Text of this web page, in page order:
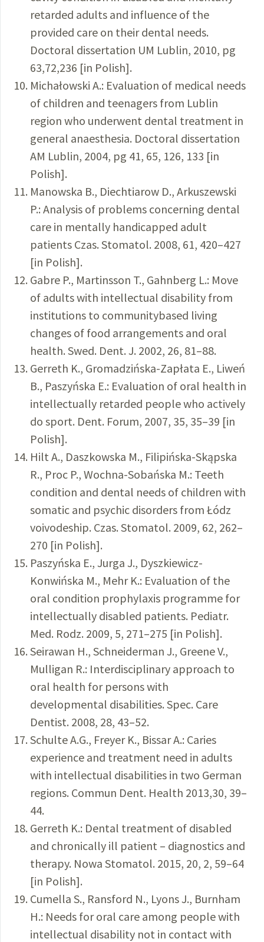
retarded adults and influence of the
provided care on their dental needs.
Doctoral dissertation UM Lublin, 2010, pg
63,72,236 [in Polish].
Michałowski A.: Evaluation of medical needs
of children and teenagers from Lublin
region who underwent dental treatment in
general anaesthesia. Doctoral dissertation
AM Lublin, 2004, pg 41, 65, 126, 133 [in
Polish].
Manowska B., Diechtiarow D., Arkuszewski
P.: Analysis of problems concerning dental
care in mentally handicapped adult
patients Czas. Stomatol. 2008, 61, 420–427
[in Polish].
Gabre P., Martinsson T., Gahnberg L.: Move
of adults with intellectual disability from
institutions to communitybased living
changes of food arrangements and oral
health. Swed. Dent. J. 2002, 26, 81–88.
Gerreth K., Gromadzińska-Zapłata E., Liweń
B., Paszyńska E.: Evaluation of oral health in
intellectually retarded people who actively
do sport. Dent. Forum, 2007, 35, 35–39 [in
Polish].
Hilt A., Daszkowska M., Filipińska-Skąpska
R., Proc P., Wochna-Sobańska M.: Teeth
condition and dental needs of children with
somatic and psychic disorders from Łódz
voivodeship. Czas. Stomatol. 2009, 62, 262–
270 [in Polish].
Paszyńska E., Jurga J., Dyszkiewicz-
Konwińska M., Mehr K.: Evaluation of the
oral condition prophylaxis programme for
intellectually disabled patients. Pediatr.
Med. Rodz. 2009, 5, 271–275 [in Polish].
Seirawan H., Schneiderman J., Greene V.,
Mulligan R.: Interdisciplinary approach to
oral health for persons with
developmental disabilities. Spec. Care
Dentist. 2008, 28, 43–52.
Schulte A.G., Freyer K., Bissar A.: Caries
experience and treatment need in adults
with intellectual disabilities in two German
regions. Commun Dent. Health 2013,30, 39–
44.
Gerreth K.: Dental treatment of disabled
and chronically ill patient – diagnostics and
therapy. Nowa Stomatol. 2015, 20, 2, 59–64
[in Polish].
Cumella S., Ransford N., Lyons J., Burnham
H.: Needs for oral care among people with
intellectual disability not in contact with